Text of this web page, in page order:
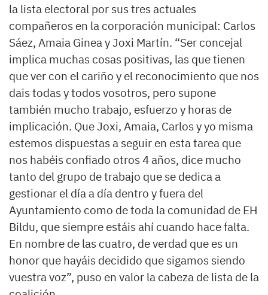
la lista electoral por sus tres actuales
compañeros en la corporación municipal: Carlos
Sáez, Amaia Ginea y Joxi Martín. “Ser concejal
implica muchas cosas positivas, las que tienen
que ver con el cariño y el reconocimiento que nos
dais todas y todos vosotros, pero supone
también mucho trabajo, esfuerzo y horas de
implicación. Que Joxi, Amaia, Carlos y yo misma
estemos dispuestas a seguir en esta tarea que
nos habéis confiado otros 4 años, dice mucho
tanto del grupo de trabajo que se dedica a
gestionar el día a día dentro y fuera del
Ayuntamiento como de toda la comunidad de EH
Bildu, que siempre estáis ahí cuando hace falta.
En nombre de las cuatro, de verdad que es un
honor que hayáis decidido que sigamos siendo
vuestra voz”, puso en valor la cabeza de lista de la